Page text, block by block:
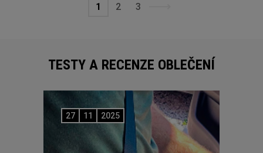
1 2 3
TESTY A RECENZE OBLEČENÍ
27 11 2025